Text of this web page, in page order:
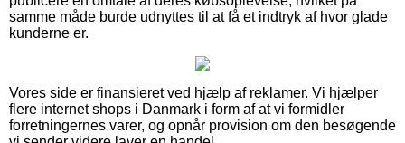
samme måde burde udnyttes til at få et indtryk af hvor glade
kunderne er.
Vores side er finansieret ved hjælp af reklamer. Vi hjælper
flere internet shops i Danmark i form af at vi formidler
forretningernes varer, og opnår provision om den besøgende